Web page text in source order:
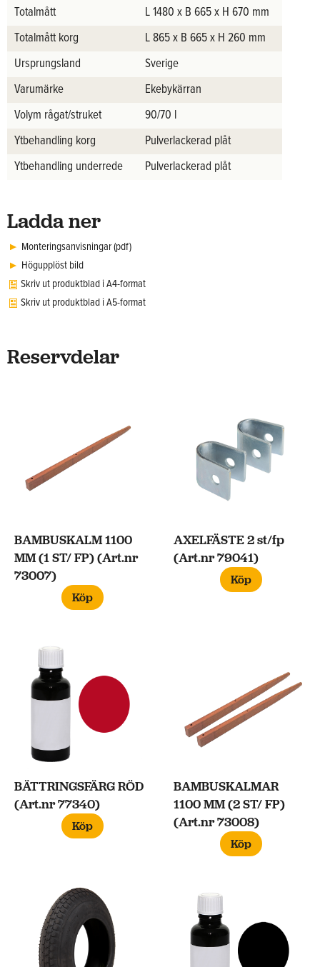
Totalmått
L 1480 x B 665 x H 670 mm
Totalmått korg
L 865 x B 665 x H 260 mm
Ursprungsland
Sverige
Varumärke
Ekebykärran
Volym rågat/struket
90/70 l
Ytbehandling korg
Pulverlackerad plåt
Ytbehandling underrede
Pulverlackerad plåt
Ladda ner
Monteringsanvisningar (pdf)
Högupplöst bild
Skriv ut produktblad i A4-format
Skriv ut produktblad i A5-format
Reservdelar
AXELFÄSTE 2 st/fp
(Art.nr 79041)
Köp
BAMBUSKALM 1100
MM (1 ST/ FP) (Art.nr
73007)
Köp
BAMBUSKALMAR
1100 MM (2 ST/ FP)
(Art.nr 73008)
Köp
BÄTTRINGSFÄRG RÖD
(Art.nr 77340)
Köp